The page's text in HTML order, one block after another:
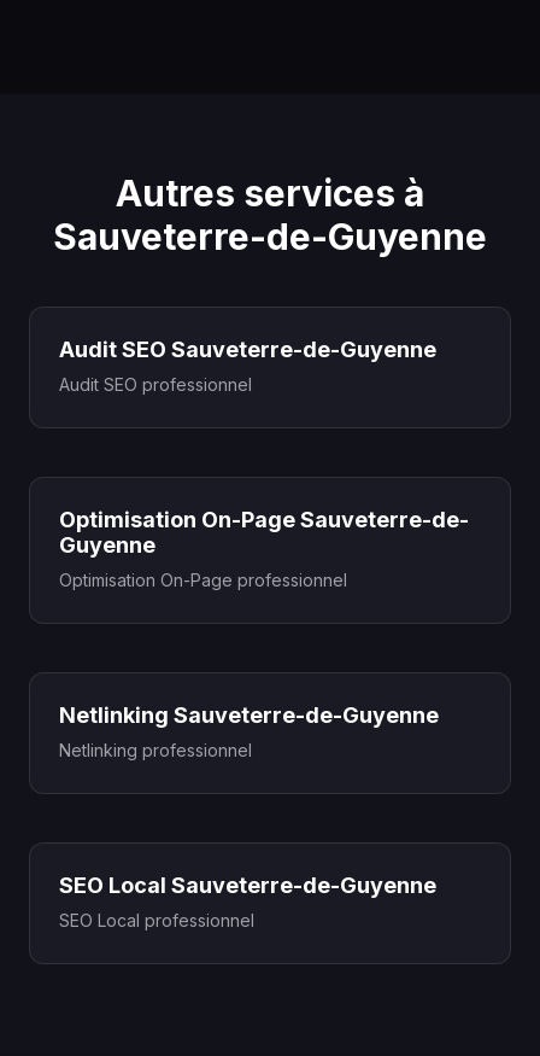
Autres services à
Sauveterre-de-Guyenne
Audit SEO Sauveterre-de-Guyenne
Audit SEO professionnel
Optimisation On-Page Sauveterre-de-
Guyenne
Optimisation On-Page professionnel
Netlinking Sauveterre-de-Guyenne
Netlinking professionnel
SEO Local Sauveterre-de-Guyenne
SEO Local professionnel